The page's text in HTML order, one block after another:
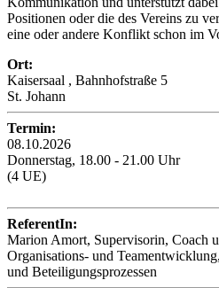
Positionen oder die des Vereins zu
eine oder andere Konflikt schon im
Ort:
Kaisersaal , Bahnhofstraße 5
St. Johann
Termin:
08.10.2026
Donnerstag, 18.00 - 21.00 Uhr
(4 UE)
ReferentIn:
Marion Amort, Supervisorin, Coach
Organisations- und
und Beteiligungsprozessen